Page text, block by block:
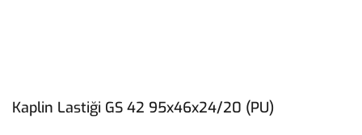
Kaplin Lastiği GS 42 95x46x24/20 (PU)